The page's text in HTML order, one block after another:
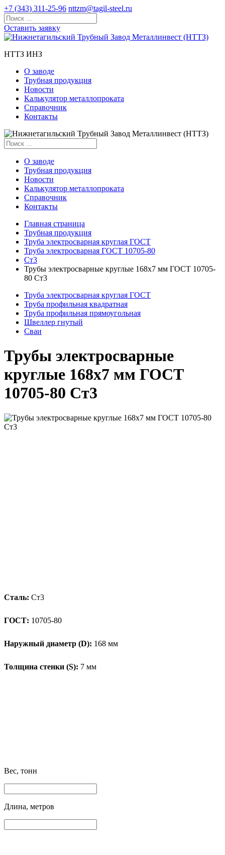
+7 (343) 311-25-96 nttzm@tagil-steel.ru
Оставить заявку
НТТЗ ИНЗ
О заводе
Трубная продукция
Новости
Калькулятор металлопроката
Справочник
Контакты
О заводе
Трубная продукция
Новости
Калькулятор металлопроката
Справочник
Контакты
Главная страница
Трубная продукция
Труба электросварная круглая ГОСТ
Труба электросварная ГОСТ 10705-80
Ст3
Трубы электросварные круглые 168x7 мм ГОСТ 10705-
80 Ст3
Труба электросварная круглая ГОСТ
Труба профильная квадратная
Труба профильная прямоугольная
Швеллер гнутый
Сваи
Трубы электросварные
круглые 168x7 мм ГОСТ
10705-80 Ст3
Сталь: Ст3
ГОСТ: 10705-80
Наружный диаметр (D): 168 мм
Толщина стенки (S): 7 мм
Вес, тонн
Длина, метров